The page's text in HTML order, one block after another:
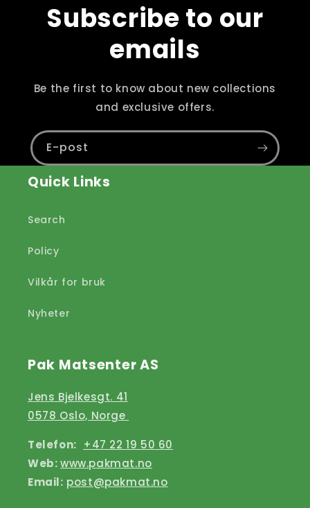
Subscribe to our
emails
Be the first to know about new collections
and exclusive offers.
E-post
Quick Links
Search
Policy
Vilkår for bruk
Nyheter
Pak Matsenter AS
Jens Bjelkesgt. 41
0578 Oslo, Norge
Telefon: +47 22 19 50 60
Web:www.pakmat.no
Email: post@pakmat.no